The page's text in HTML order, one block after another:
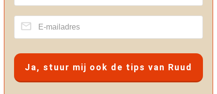
Ja, stuur mij ook de tips van Ruud